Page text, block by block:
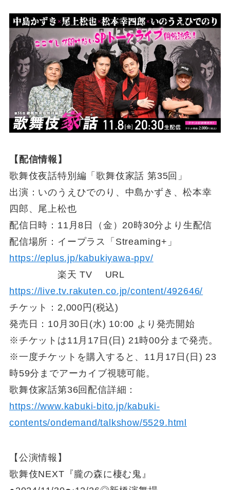
【配信情報】
歌舞伎夜話特別編「歌舞伎家話 第35回」
出演：いのうえひでのり、中島かずき、松本幸
四郎、尾上松也
配信日時：11月8日（金）20時30分より生配信
配信場所：イープラス「Streaming+」
https://eplus.jp/kabukiyawa-ppv/
楽天 TV URL
https://live.tv.rakuten.co.jp/content/492646/
チケット：2,000円(税込)
発売日：10月30日(水) 10:00 より発売開始
※チケットは11月17日(日) 21時00分まで発売。
※一度チケットを購入すると、11月17日(日) 23
時59分までアーカイブ視聴可能。
歌舞伎家話第36回配信詳細：
https://www.kabuki-bito.jp/kabuki-
contents/ondemand/talkshow/5529.html
【公演情報】
歌舞伎NEXT『朧の森に棲む鬼』